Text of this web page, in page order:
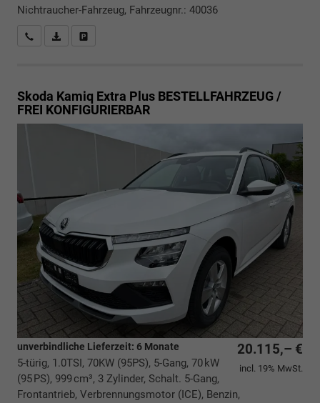
Nichtraucher-Fahrzeug, Fahrzeugnr.: 40036
Rückrufbitte absenden
PDF-Datei, Fahrzeugexposé drucken
Skoda Kamiq Extra Plus BESTELLFAHRZEUG /
FREI KONFIGURIERBAR
20.115,– €
incl. 19% MwSt.
unverbindliche Lieferzeit: 6 Monate
5-türig, 1.0TSI, 70KW (95PS), 5-Gang, 70 kW
(95 PS), 999 cm³, 3 Zylinder, Schalt. 5-Gang,
Frontantrieb, Verbrennungsmotor (ICE), Benzin,